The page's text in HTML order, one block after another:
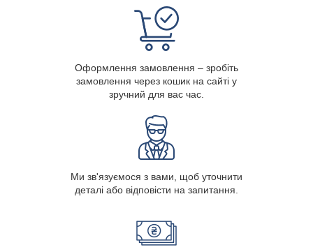
Оформлення замовлення – зробіть
замовлення через кошик на сайті у
зручний для вас час.
Ми зв'язуємося з вами, щоб уточнити
деталі або відповісти на запитання.